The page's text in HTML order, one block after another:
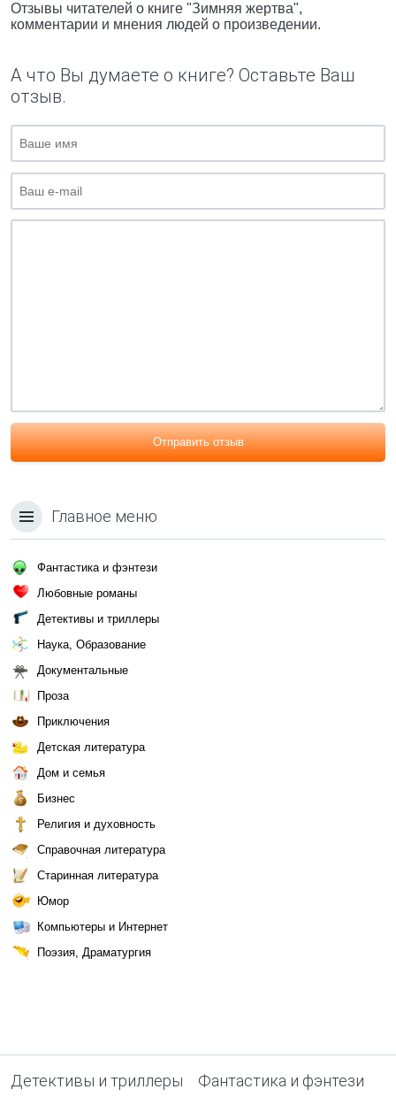
Отзывы читателей о книге "Зимняя жертва",
комментарии и мнения людей о произведении.
А что Вы думаете о книге? Оставьте Ваш
отзыв.
Отправить отзыв
Главное меню
Фантастика и фэнтези
Любовные романы
Детективы и триллеры
Наука, Образование
Документальные
Проза
Приключения
Детская литература
Дом и семья
Бизнес
Религия и духовность
Справочная литература
Старинная литература
Юмор
Компьютеры и Интернет
Поэзия, Драматургия
Детективы и триллеры Фантастика и фэнтези